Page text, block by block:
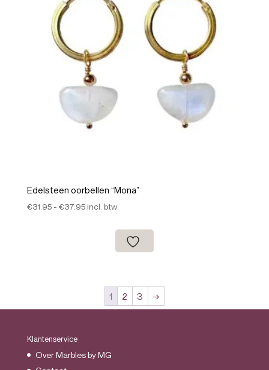
Edelsteen oorbellen “Mona”
€31.95 - €37.95Prijsklasse:
incl. btw
1 2 3 →
Klantenservice
Over Marbles by MG